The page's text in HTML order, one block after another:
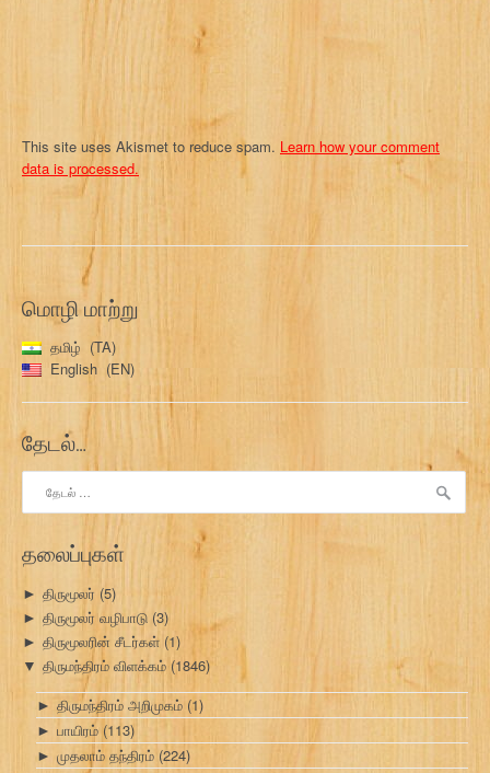
This site uses Akismet to reduce spam. Learn how your comment
data is processed.
மொழி மாற்று
தமிழ்
TA
English
EN
தேடல்…
தேடு:
தலைப்புகள்
► திருமூலர் (5)
► திருமூலர் வழிபாடு (3)
► திருமூலரின் சீடர்கள் (1)
▼ திருமந்திரம் விளக்கம் (1846)
► திருமந்திரம் அறிமுகம் (1)
► பாயிரம் (113)
► முதலாம் தந்திரம் (224)